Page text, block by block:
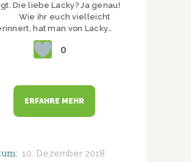
Die liebe Lacky? Ja genau!
Wie ihr euch vielleicht
hat man von Lacky…
0
ERFAHRE MEHR
10. Dezember 2018